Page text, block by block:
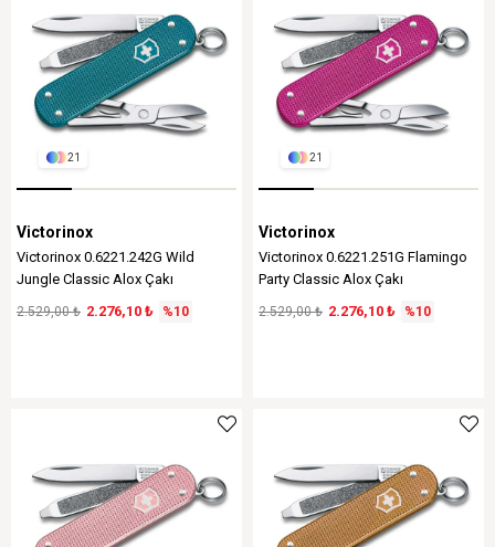
21
Victorinox
Victorinox 0.6221.242G Wild
Jungle Classic Alox Çakı
2.276,10 ₺
2.529,00 ₺ %10
21
Victorinox
Victorinox 0.6221.251G Flamingo
Party Classic Alox Çakı
2.276,10 ₺
2.529,00 ₺ %10